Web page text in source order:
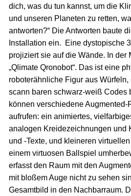
dich, was du tun kannst, um die
und unseren Planeten zu retten,
antworten?“ Die Antworten baute
Installation ein. Eine dystopische
projiziert sie auf die Wände. In der
„Qlimate Qronobot“. Das ist eine
roboterähnliche Figur aus
scann baren schwarz-weiß Codes
können verschiedene
aufrufen: ein animiertes,
analogen Kreidezeichnungen und
und -Texte, und kleineren
einem virtuosen Ballspiel
erfasst den Raum mit den
mit bloßem Auge nicht zu sehen
Gesamtbild in den Nachbarraum.